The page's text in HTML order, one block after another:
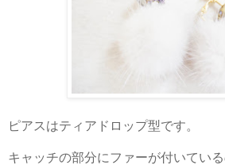
ピアスはティアドロップ型です。
キャッチの部分にファーが付いてい